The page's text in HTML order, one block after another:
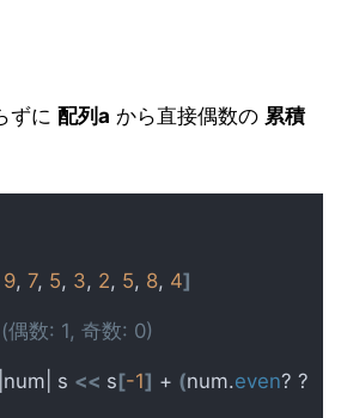
ずに 配列a から直接偶数の 累積
9, 7, 5, 3, 2, 5, 8, 4]
数: 1, 奇数: 0)
|num| s << s[-1] + (num.even